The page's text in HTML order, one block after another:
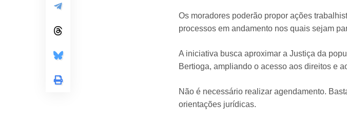
Os moradores poderão propor ações
processos em andamento nos quais sejam
A iniciativa busca aproximar a Justiça da
Bertioga, ampliando o acesso aos direitos e
Não é necessário realizar agendamento.
orientações jurídicas.